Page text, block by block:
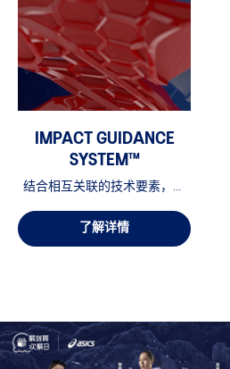
IMPACT GUIDANCE
SYSTEM™
结合相互关联的技术要素，通
现更自然的脚部运动。
了解详情